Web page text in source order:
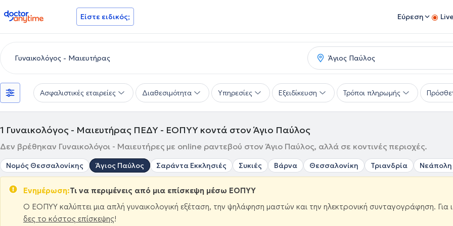
doctoranytime Είστε ειδικός; Εύρεση
Ασφαλιστικές εταιρείες Διαθεσιμότητα Υπηρεσίες Εξειδίκευση Τρόποι πληρωμής
1 Γυναικολόγος - Μαιευτήρας ΠΕΔΥ - ΕΟΠΥΥ κοντά στον Άγιο Παύλος
Δεν βρέθηκαν Γυναικολόγοι - Μαιευτήρες με online ραντεβού στον Άγιο Παύλος, αλλά σε κοντινές περιοχές.
Νομός Θεσσαλονίκης Άγιος Παύλος Σαράντα Εκκλησιές Συκιές Βάρνα Θεσσαλονίκη Τριανδρία
Ενημέρωση:Τι να περιμένεις από μια επίσκεψη μέσω ΕΟΠΥΥ
Ο ΕΟΠΥΥ καλύπτει μια απλή γυναικολογική εξέταση, την ψηλάφηση μαστών και την ηλεκτρονική συνταγογράφηση. Για
δες το κόστος επίσκεψης!